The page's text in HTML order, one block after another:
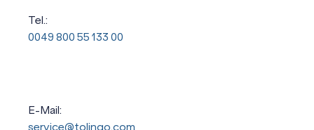
Tel.:
0049 800 55 133 00
E-Mail:
service@tolingo.com